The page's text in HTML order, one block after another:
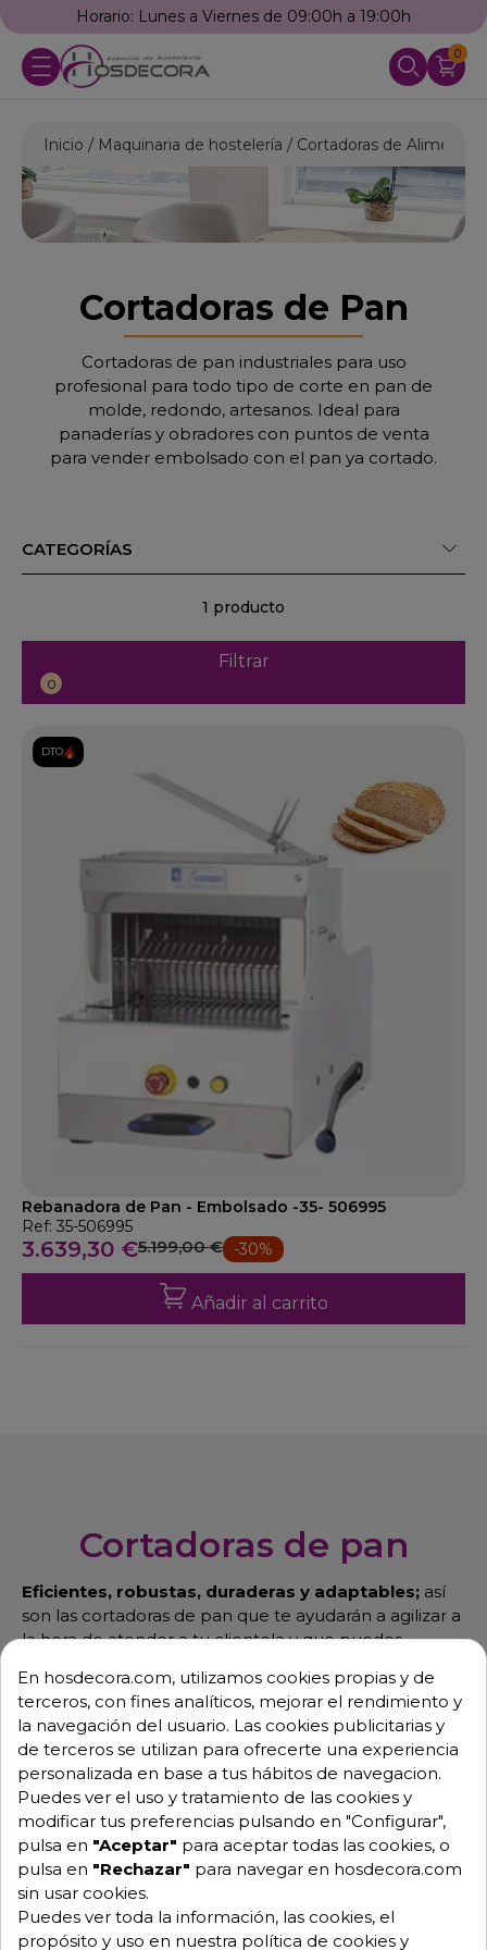
Horario: Lunes a Viernes de 09:00h a 19:00h
0
Inicio Maquinaria de hostelería Cortadoras de Alimentos
Cortadoras de Pan
Cortadoras de pan industriales para uso
profesional para todo tipo de corte en pan de
molde, redondo, artesanos. Ideal para
panaderías y obradores con puntos de venta
para vender embolsado con el pan ya cortado.
CATEGORÍAS
1 producto
Filtrar
0
DTO.
Rebanadora de Pan - Embolsado -35- 506995
Ref: 35-506995
3.639,30 €5.199,00 € -30%
Añadir al carrito
Cortadoras de pan
Eficientes, robustas, duraderas y adaptables; así
son las cortadoras de pan que te ayudarán a agilizar a
la hora de atender a tu clientela y que puedes
En hosdecora.com, utilizamos cookies propias y de
terceros, con fines analíticos, mejorar el rendimiento y
la navegación del usuario. Las cookies publicitarias y
de terceros se utilizan para ofrecerte una experiencia
personalizada en base a tus hábitos de navegacion.
Puedes ver el uso y tratamiento de las cookies y
modificar tus preferencias pulsando en "Configurar",
pulsa en "Aceptar" para aceptar todas las cookies, o
pulsa en "Rechazar" para navegar en hosdecora.com
sin usar cookies.
Puedes ver toda la información, las cookies, el
propósito y uso en nuestra política de cookies y